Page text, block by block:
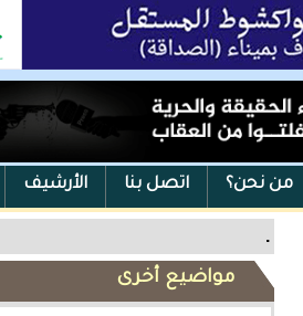
من نحن؟ اتصل بنا الأرشيف
.
مواضيع أخرى